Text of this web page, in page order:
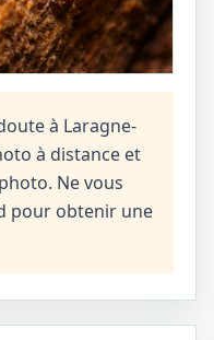
à Laragne-
à distance et
Ne vous
pour obtenir une